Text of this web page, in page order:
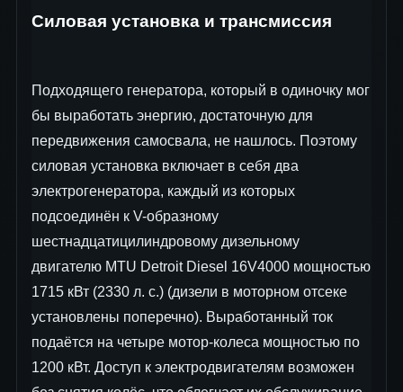
Силовая установка и трансмиссия
Подходящего генератора, который в одиночку мог
бы выработать энергию, достаточную для
передвижения самосвала, не нашлось. Поэтому
силовая установка включает в себя два
электрогенератора, каждый из которых
подсоединён к V-образному
шестнадцатицилиндровому дизельному
двигателю MTU Detroit Diesel 16V4000 мощностью
1715 кВт (2330 л. с.) (дизели в моторном отсеке
установлены поперечно). Выработанный ток
подаётся на четыре мотор-колеса мощностью по
1200 кВт. Доступ к электродвигателям возможен